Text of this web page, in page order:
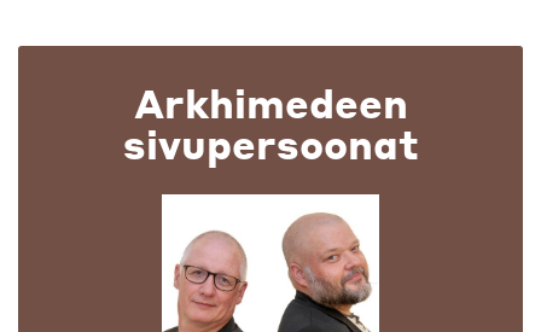
Arkhimedeen
sivupersoonat